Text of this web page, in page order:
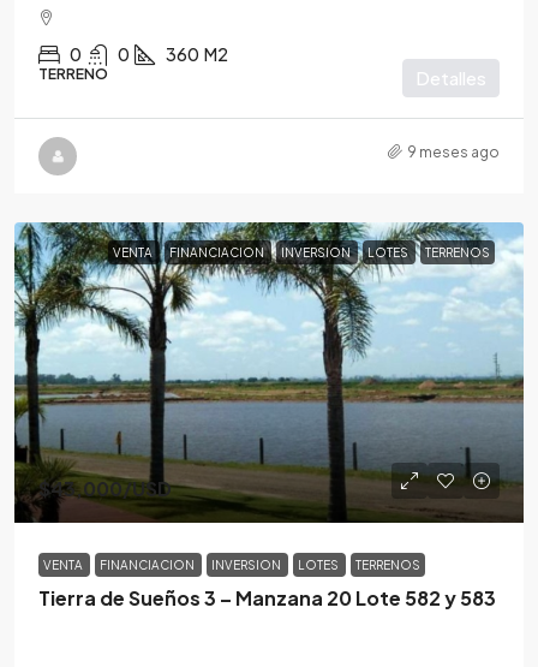
0 0 360 M2
TERRENO Detalles
9 meses ago
VENTA FINANCIACION INVERSION LOTES TERRENOS
$43,000/USD
VENTA FINANCIACION INVERSION LOTES TERRENOS
Tierra de Sueños 3 – Manzana 20 Lote 582 y 583